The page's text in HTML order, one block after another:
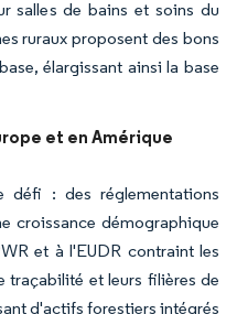
salles de bains et soins du
ruraux proposent des bons
élargissant ainsi la base
et en Amérique
défi : des réglementations
croissance démographique
et à l'EUDR contraint les
traçabilité et leurs filières de
d'actifs forestiers intégrés